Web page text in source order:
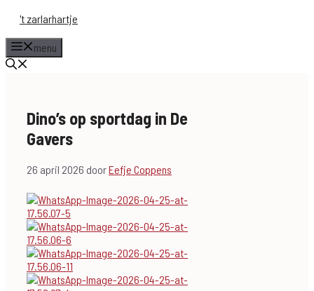
de
inhoud
't zarlarhartje
menu
Dino’s op sportdag in De
Gavers
26 april 2026 doorEefje Coppens